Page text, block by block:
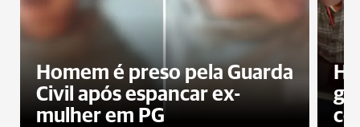
Homem é preso pela Guarda
Civil após espancar ex-
mulher em PG